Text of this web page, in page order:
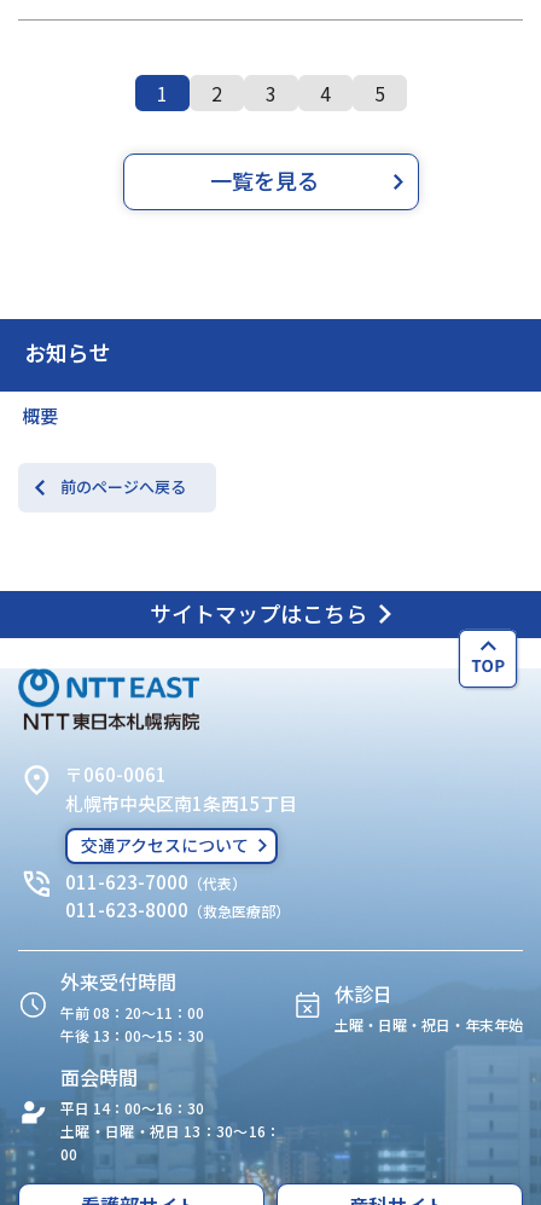
お知らせ
概要
前のページへ戻る
1 2 3 4 5
一覧を見る
サイトマップはこちら
〒060-0061
札幌市中央区南1条西15丁目
交通アクセスについて
011-623-7000 （代表）
011-623-8000 （救急医療部）
外来受付時間
午前 08：20〜11：00
午後 13：00〜15：30
休診日
土曜・日曜・祝日・年末年始
面会時間
平日 14：00〜16：30
土曜・日曜・祝日 13：30〜16：
00